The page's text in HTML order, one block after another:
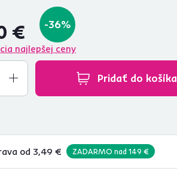
€ -36%
najlepšej ceny
Pridať do košíka
od 3,49 € ZADARMO nad 149 €